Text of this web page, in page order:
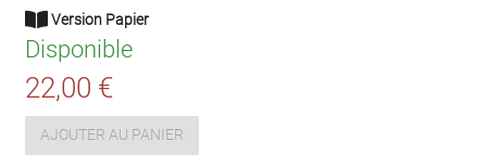
Version Papier
Disponible
22,00 €
AJOUTER AU PANIER